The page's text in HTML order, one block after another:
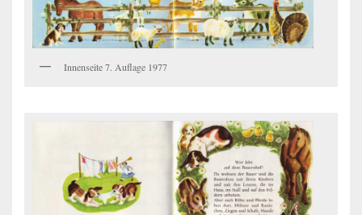
Innenseite 7. Auflage 1977